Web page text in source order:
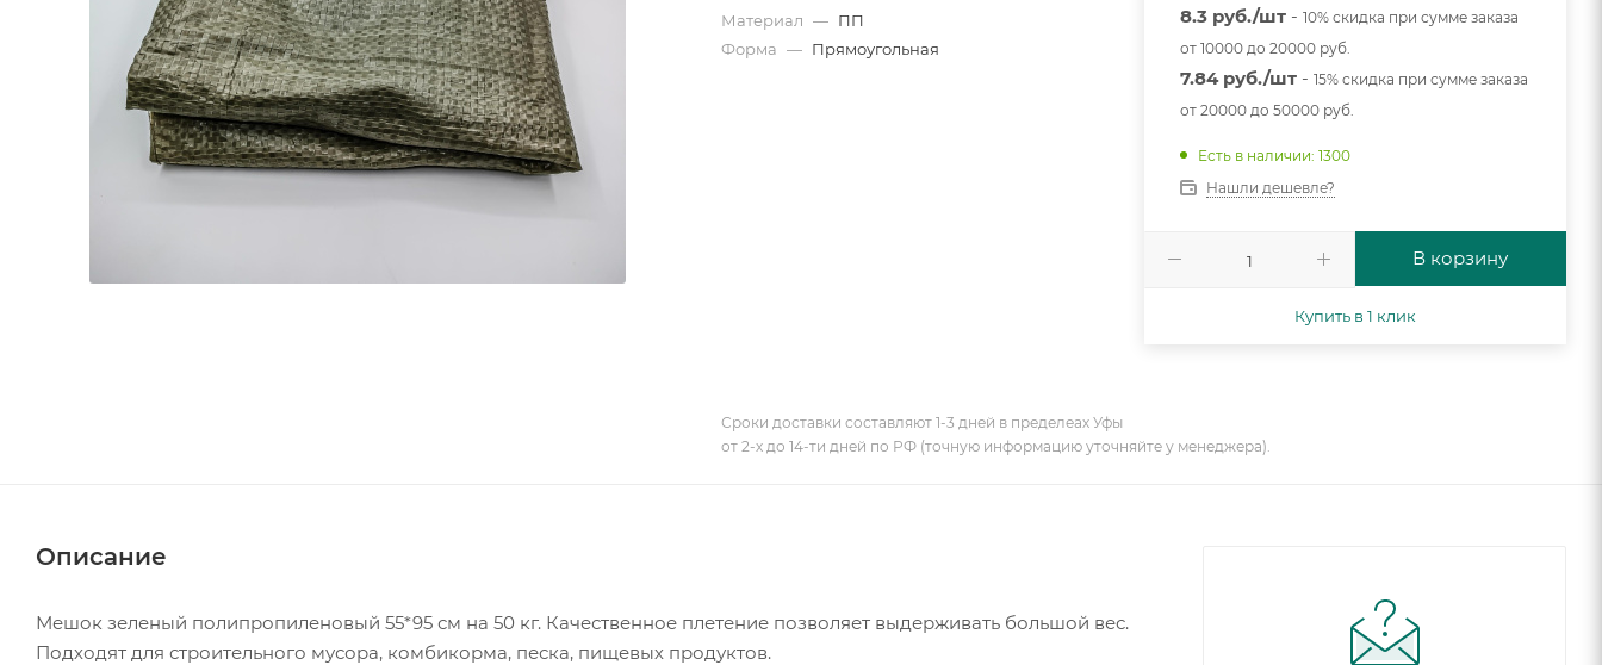
Материал — ПП
Форма — Прямоугольная
8.3 руб./шт- 10% скидка при сумме заказа
от 10000 до 20000 руб.
7.84 руб./шт- 15% скидка при сумме заказа
от 20000 до 50000 руб.
Есть в наличии: 1300
Нашли дешевле?
В корзину
Купить в 1 клик
Сроки доставки составляют 1-3 дней в пределеах Уфы
от 2-х до 14-ти дней по РФ (точную информацию уточняйте у менеджера).
Описание
Мешок зеленый полипропиленовый 55*95 см на 50 кг. Качественное плетение позволяет выдерживать большой вес.
Подходят для строительного мусора, комбикорма, песка, пищевых продуктов.